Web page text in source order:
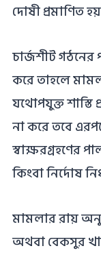
দোষী প্রমাণিত
চার্জশীট গঠনের
করে তাহলে
যথোপযুক্ত শাস্তি
না করে তবে
স্বাক্ষরগ্রহণের
কিংবা নির্দোষ
মামলার রায়
অথবা বেকসুর